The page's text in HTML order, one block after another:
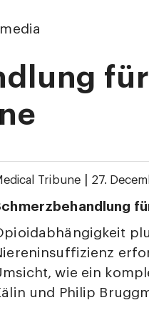
für
Tribune 27.
wie ein
und Philip